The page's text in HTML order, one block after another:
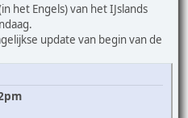
het Engels) van het IJslands
update van begin van de